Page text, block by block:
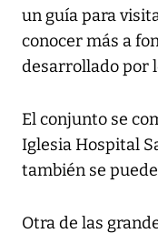
un guía para
conocer más a
desarrollado por
El conjunto se
Iglesia Hospital
también se
Otra de las